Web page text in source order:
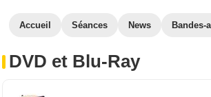
Accueil Séances News Bandes-
DVD et Blu-Ray